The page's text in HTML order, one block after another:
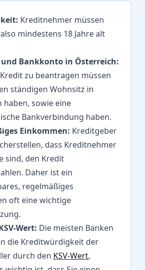
Kreditnehmer müssen
mindestens 18 Jahre alt
Bankkonto in Österreich:
zu beantragen müssen
ständigen Wohnsitz in
haben, sowie eine
Bankverbindung haben.
Einkommen: Kreditgeber
dass Kreditnehmer
sind, den Kredit
Daher ist ein
regelmäßiges
oft eine wichtige
Wert: Die meisten Banken
die Kreditwürdigkeit der
durch den KSV-Wert,